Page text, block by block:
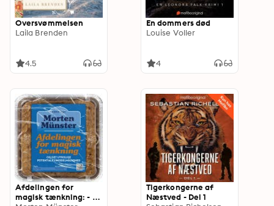
Oversvømmelsen
Laila Brenden
4.5
En dommers død
Louise Voller
4
Afdelingen for
magisk tænkning: - og
Tigerkongerne af
Næstved - Del 1